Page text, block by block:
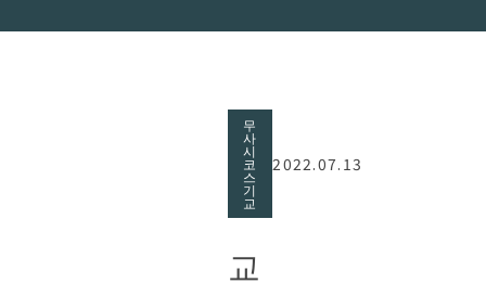
무
사
시
코
스
기
교
2022.07.13
교